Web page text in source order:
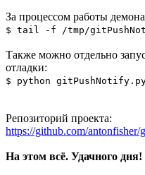
За процессом работы
$ tail -f /tmp/
Также можно отдельно
отладки:
$ python
Репозиторий проекта:
https://github.com/
На этом всё. Удачного дня!